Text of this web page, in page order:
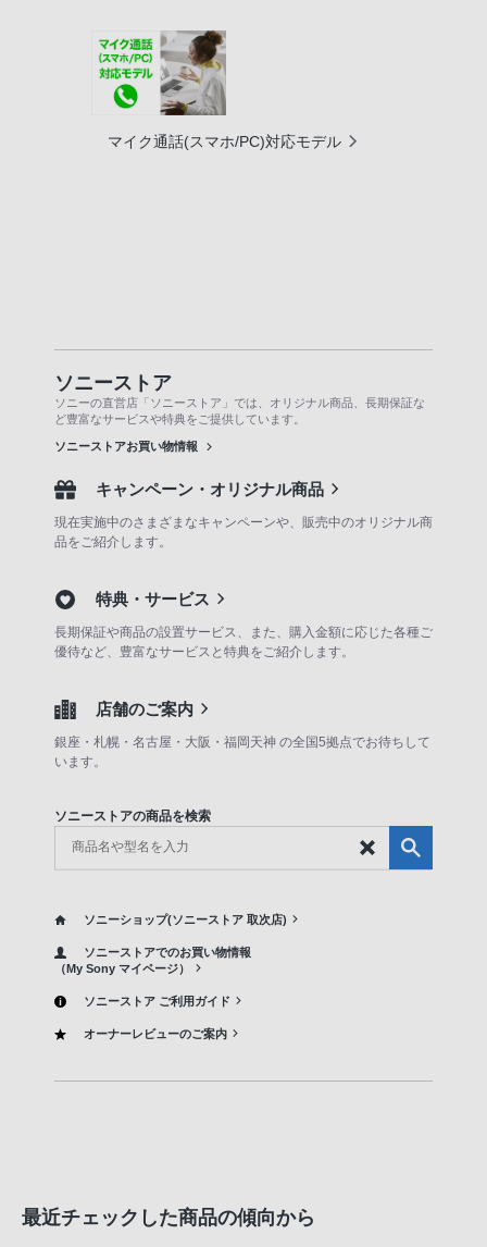
マイク通話(スマホ/PC)対応モデル
ソニーストア
ソニーの直営店「ソニーストア」では、オリジナル商品、長期保証な
ど豊富なサービスや特典をご提供しています。
ソニーストアお買い物情報
キャンペーン・オリジナル商品
現在実施中のさまざまなキャンペーンや、販売中のオリジナル商
品をご紹介します。
特典・サービス
長期保証や商品の設置サービス、また、購入金額に応じた各種ご
優待など、豊富なサービスと特典をご紹介します。
店舗のご案内
銀座・札幌・名古屋・大阪・福岡天神 の全国5拠点でお待ちして
います。
ソニーストアの商品を検索
ソニーショップ(ソニーストア 取次店)
ソニーストアでのお買い物情報
（My Sony マイページ）
ソニーストア ご利用ガイド
オーナーレビューのご案内
最近チェックした商品の傾向から